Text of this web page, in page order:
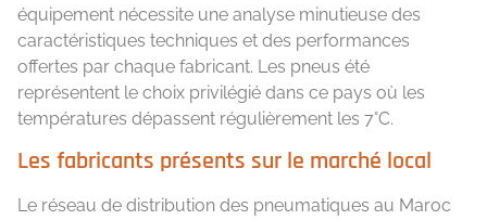
équipement nécessite une analyse minutieuse des
caractéristiques techniques et des performances
offertes par chaque fabricant. Les pneus été
représentent le choix privilégié dans ce pays où les
températures dépassent régulièrement les 7°C.
Les fabricants présents sur le marché local
Le réseau de distribution des pneumatiques au Maroc